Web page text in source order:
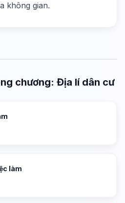
không gian.
chương: Địa lí dân cư
làm